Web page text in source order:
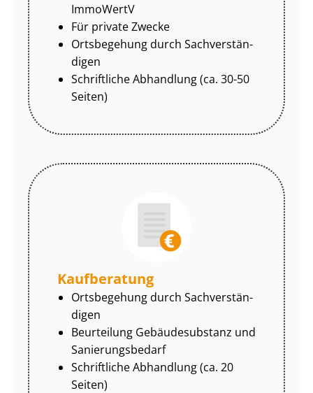
ImmoWertV
Für private Zwecke
Ortsbegehung durch Sach­ver­stän­
di­gen
Schriftliche Abhandlung (ca. 30-50
Seiten)
Kaufberatung
Ortsbegehung durch Sach­ver­stän­
di­gen
Beurteilung Gebäudesubstanz und
Sa­nie­rungs­be­darf
Schriftliche Abhandlung (ca. 20
Seiten)